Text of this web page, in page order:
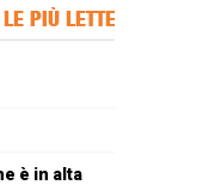
LE PIÙ LETTE
è in alta